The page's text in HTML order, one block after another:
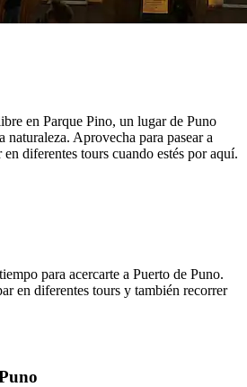
en Parque Pino, un lugar de Puno
naturaleza. Aprovecha para pasear a
diferentes tours cuando estés por aquí.
para acercarte a Puerto de Puno.
en diferentes tours y también recorrer